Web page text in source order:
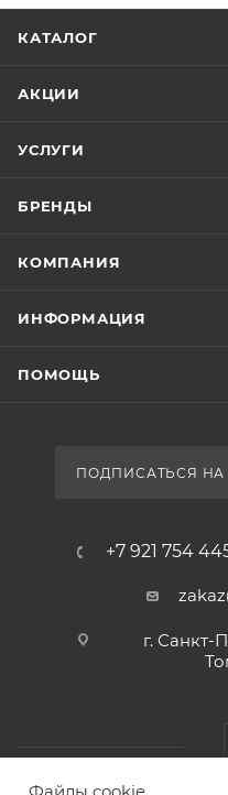
КАТАЛОГ
АКЦИИ
УСЛУГИ
БРЕНДЫ
КОМПАНИЯ
ИНФОРМАЦИЯ
ПОМОЩЬ
ПОДПИСАТЬСЯ НА
+7 921 754
г. Санкт-